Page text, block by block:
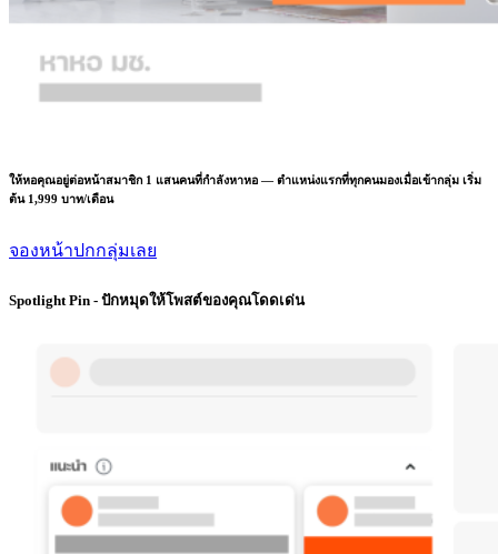
ให้หอคุณอยู่ต่อหน้าสมาชิก 1 แสนคนที่กำลังหาหอ — ตำแหน่งแรกที่ทุกคนมองเมื่อเข้ากลุ่ม เริ่ม
ต้น 1,999 บาท/เดือน
จองหน้าปกกลุ่มเลย
Spotlight Pin - ปักหมุดให้โพสต์ของคุณโดดเด่น